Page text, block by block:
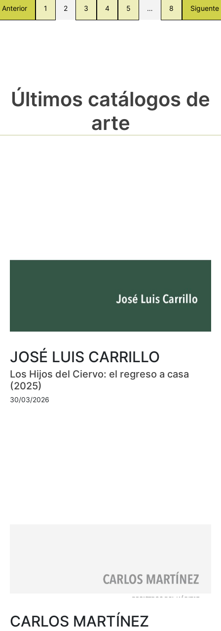
Anterior 1 2 3 4 5 … 8 Siguente
Últimos catálogos de
arte
JOSÉ LUIS CARRILLO
Los Hijos del Ciervo: el regreso a casa
(2025)
30/03/2026
CARLOS MARTÍNEZ